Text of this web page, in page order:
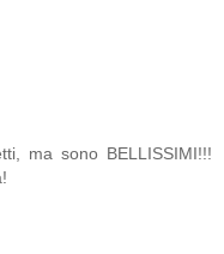
ma sono BELLISSIMI!!!